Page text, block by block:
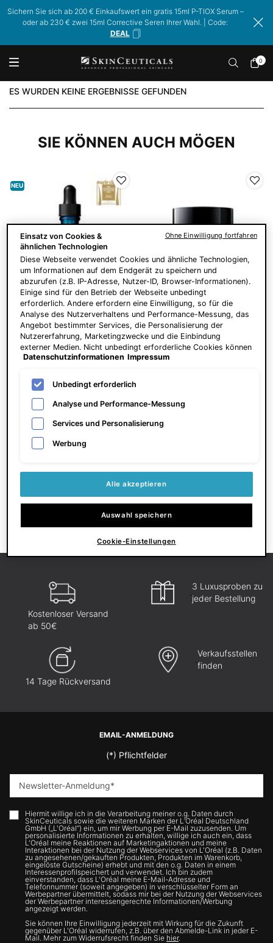
Sichern Sie sich ab 200 € Einkaufswert ein gratis 15ml P-TIOX Serum –
oder ab 230 € zwei 15ml Corrective Seren Ihrer Wahl. | Code:
DEAL
Mein
0
0
Hauptinhalt
ES WURDEN KEINE ERGEBNISSE GEFUNDEN
SIE KÖNNEN AUCH MÖGEN
NEU
A.G.E. Interrupter Ultra Serum
Serum zur Hautstraffung
(1529)
Eine Größe verfügbar
ZUM WARENKORB
Preis pro Einheit (5.500,00 € / 1l)
P-TIOX Cream
Anti‑Falten‑Creme für sichtbaren
Glass Skin Effekt und verfeinerte
Poren
48 ml
150,00 €
Kostenloser Versand
ab 50€
3 Luxusproben zu
jeder Bestellung
14 Tage Rückversand
Verkaufsstellen
finden
EMAIL-ANMELDUNG
(*) Pflichtfelder
Newsletter-Anmeldung*
Hiermit willige ich in die Verarbeitung meiner o.g. Daten durch
SkinCeuticals sowie die weiteren Marken der L’Oréal Deutschland
GmbH („L'Oréal“) ein, um mir Werbung per E-Mail zuzusenden. Um
personalisierte Informationen zu erhalten, willige ich auch ein, dass
L'Oréal meine Reaktionen auf Marketingaktionen und meine
Interaktionen bei der Nutzung der Webservices von L'Oréal (z.B. Daten
zu angesehenen/gekauften Produkten, Produkten im Warenkorb,
eingelöste Gutscheine) erhebt und mit den o.g. Daten in einem
Interessenprofilspeichert und verwendet. Ich bin zudem
einverstanden, dass L'Oréal meine E-Mail-Adresse und
Telefonnummer (soweit angegeben) in verschlüsselter Form an
Werbepartner übermittelt, sodass mir bei der Nutzung der Webservices
der Werbepartner interessengerechte Informationen/Werbung
angezeigt werden.
Sie können Ihre Einwilligung jederzeit mit Wirkung für die Zukunft
gegenüber L'Oréal widerrufen, z.B. über den Abmelde-Link in jeder E-
Mail. Mehr zum Widerrufsrecht finden Sie hier.
Einsatz von Cookies &
ähnlichen Technologien
Diese Webseite verwendet Cookies und ähnliche Technologien,
um Informationen auf dem Endgerät zu speichern und
abzurufen (z.B. IP-Adresse, Nutzer-ID, Browser-Informationen).
Einige sind für den Betrieb der Webseite unbedingt
erforderlich. Andere erfordern eine Einwilligung, so für die
Analyse des Nutzerverhaltens und Performance-Messung, das
Angebot bestimmter Services, die Personalisierung der
Nutzererfahrung, Marketingzwecke und die Einbindung
externer Medien. Nicht unbedingt erforderliche Cookies können
direkt akzeptiert ("Alle akzeptieren") oder abgelehnt ("Ohne
Einstellungen sind ebenfalls möglich und speicherbar ("Auswahl
speichern"). Die Auswahl kann jederzeit unter dem Link
"Cookie-Einstellungen" angepasst werden. Für weitere
Informationen s. unsere Datenschutzinformationen.
Datenschutzinformationen Impressum
Unbedingt erforderlich
Analyse und Performance-Messung
Services und Personalisierung
Werbung
Alle akzeptieren
Auswahl speichern
Cookie-Einstellungen
Ohne Einwilligung fortfahren